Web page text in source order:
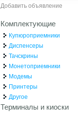
Добавить объявление
Комплектующие
Купюроприемники
Диспенсеры
Тачскрины
Монетоприемники
Модемы
Принтеры
Другое
Терминалы и киоски